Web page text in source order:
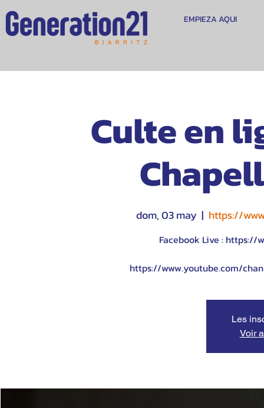
EMPIEZA AQUI
Culte en
dom, 03 may
  |
https://
Facebook Live : https://
https://www.youtube.com/
Les
Voir